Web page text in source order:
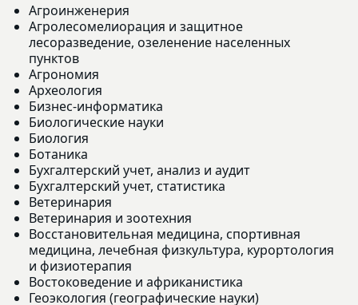
Агроинженерия
Агролесомелиорация и защитное
лесоразведение, озеленение населенных
пунктов
Агрономия
Археология
Бизнес-информатика
Биологические науки
Биология
Ботаника
Бухгалтерский учет, анализ и аудит
Бухгалтерский учет, статистика
Ветеринария
Ветеринария и зоотехния
Восстановительная медицина, спортивная
медицина, лечебная физкультура, курортология
и физиотерапия
Востоковедение и африканистика
Геоэкология (географические науки)